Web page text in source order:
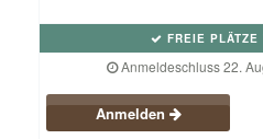
FREIE PLÄTZE
Anmeldeschluss 22.
Anmelden